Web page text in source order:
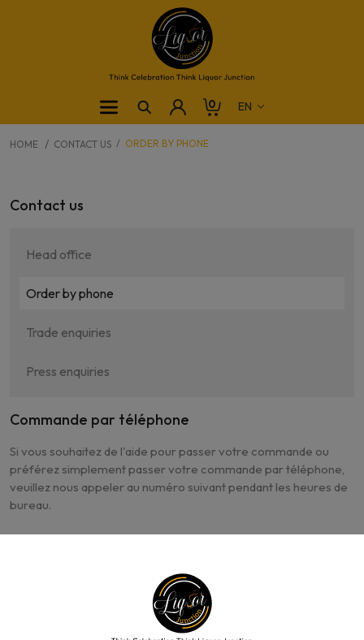
0
HOME CONTACT US ORDER BY PHONE
Contact us
Head office
Order by phone
Trade enquiries
Press enquiries
Commande par téléphone
Si vous souhaitez de l'aide pour passer votre commande ou
préférez simplement passer votre commande par téléphone,
veuillez nous appeler au numéro suivant pendant les heures de
bureau.
Notre bureau est ouvert du lundi au samedi (de 9h à 23h)
Dimanche (9h - 00 à minuit)